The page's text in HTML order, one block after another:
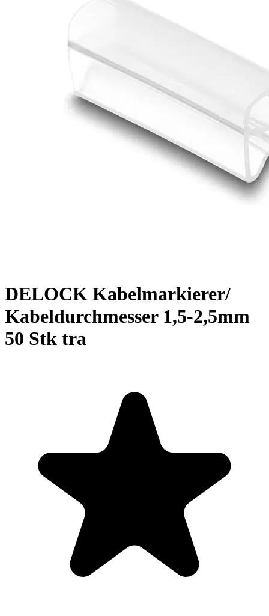
DELOCK Kabelmarkierer/
Kabeldurchmesser 1,5-2,5mm
50 Stk tra